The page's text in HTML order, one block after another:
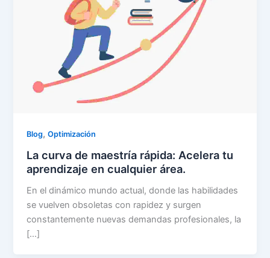
Blog,Optimización
La curva de maestría rápida: Acelera tu
aprendizaje en cualquier área.
En el dinámico mundo actual, donde las habilidades
se vuelven obsoletas con rapidez y surgen
constantemente nuevas demandas profesionales, la
[…]